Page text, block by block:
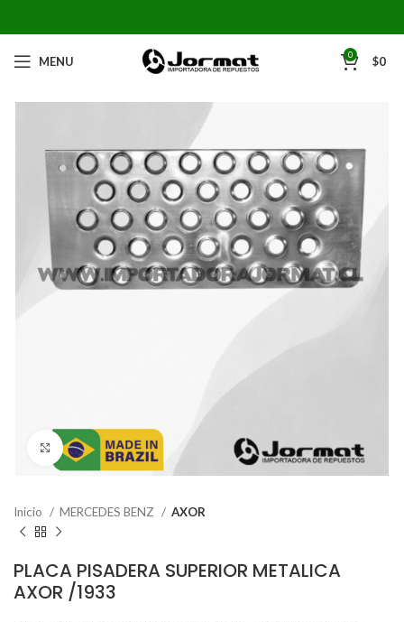
MENU 0 $0
Click to enlarge
Inicio MERCEDES BENZ AXOR
PLACA PISADERA SUPERIOR METALICA
AXOR /1933